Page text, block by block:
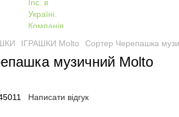
ІГРАШКИ Molto Сортер Черепашка
музичний Molto
Написати відгук